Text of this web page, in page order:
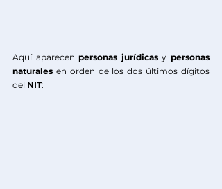
Aquí aparecen personas jurídicas y personas
naturales en orden de los dos últimos dígitos
del NIT: